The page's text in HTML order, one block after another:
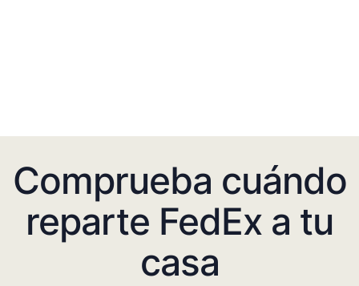
Comprueba cuándo
reparte FedEx a tu
casa